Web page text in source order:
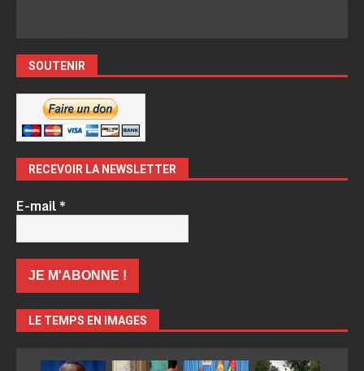
SOUTENIR
RECEVOIR LA NEWSLETTER
E-mail*
LE TEMPS EN IMAGES